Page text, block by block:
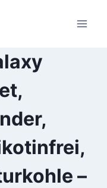
–